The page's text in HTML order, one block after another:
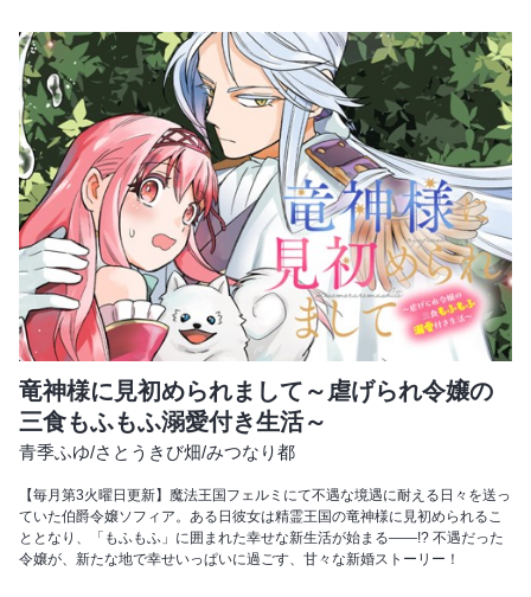
竜神様に見初められまして～虐げられ令嬢の
三食もふもふ溺愛付き生活～
青季ふゆ/さとうきび畑/みつなり都
【毎月第3火曜日更新】魔法王国フェルミにて不遇な境遇に耐える日々を送っ
ていた伯爵令嬢ソフィア。ある日彼女は精霊王国の竜神様に見初められるこ
ととなり、「もふもふ」に囲まれた幸せな新生活が始まる――!? 不遇だった
令嬢が、新たな地で幸せいっぱいに過ごす、甘々な新婚ストーリー！